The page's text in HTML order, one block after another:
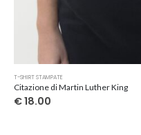
prodotto
ha
T-SHIRT STAMPATE
Citazione di Martin Luther King
€18.00